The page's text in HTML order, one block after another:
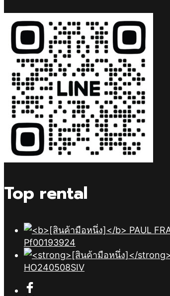
Top rental
Pf00193924
HO240508SIV